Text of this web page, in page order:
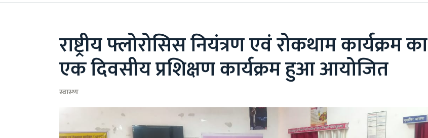
राष्ट्रीय फ्लोरोसिस नियंत्रण एवं रोकथाम कार्यक्रम का
एक दिवसीय प्रशिक्षण कार्यक्रम हुआ आयोजित
स्वास्थ्य